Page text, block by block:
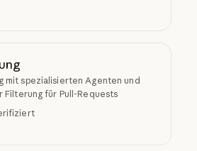
und Codebeispiele aus
in den LLM-Kontext.
mit spezialisierten Agenten und
für Pull-Requests